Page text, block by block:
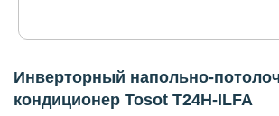
Инверторный напольно-
кондиционер Tosot T24H-ILFA